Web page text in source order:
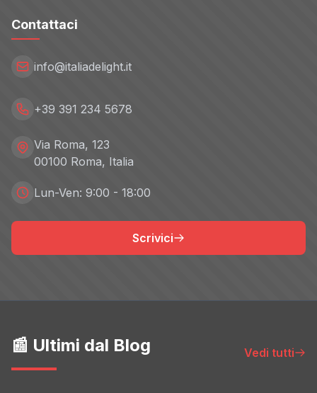
Contattaci
info@italiadelight.it
+39 391 234 5678
Via Roma, 123
00100 Roma, Italia
Lun-Ven: 9:00 - 18:00
Scrivici
📰 Ultimi dal Blog Vedi tutti